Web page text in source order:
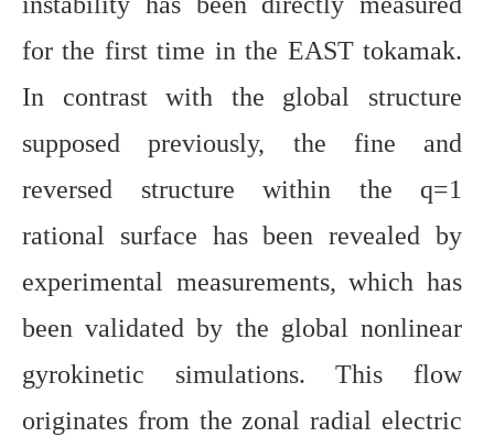
for the first time in the EAST tokamak.
In contrast with the global structure
supposed previously, the fine and
reversed structure within the q=1
rational surface has been revealed by
experimental measurements, which has
been validated by the global nonlinear
gyrokinetic simulations. This flow
originates from the zonal radial electric